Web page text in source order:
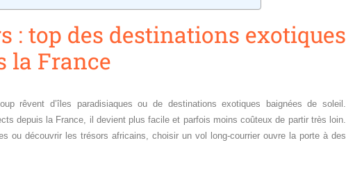
: top des destinations exotiques
la France
rêvent d’îles paradisiaques ou de destinations exotiques baignées de soleil.
depuis la France, il devient plus facile et parfois moins coûteux de partir très loin.
ou découvrir les trésors africains, choisir un vol long-courrier ouvre la porte à des